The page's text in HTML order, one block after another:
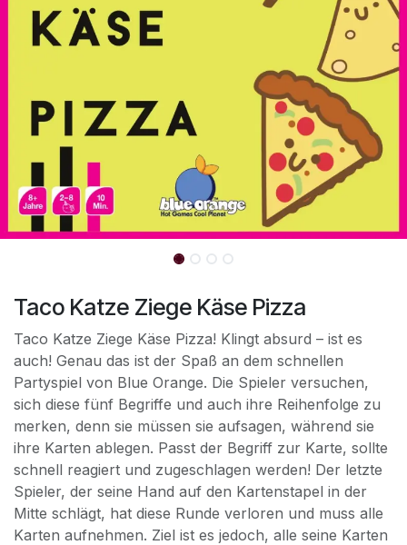
Taco Katze Ziege Käse Pizza
Taco Katze Ziege Käse Pizza! Klingt absurd – ist es
auch! Genau das ist der Spaß an dem schnellen
Partyspiel von Blue Orange. Die Spieler versuchen,
sich diese fünf Begriffe und auch ihre Reihenfolge zu
merken, denn sie müssen sie aufsagen, während sie
ihre Karten ablegen. Passt der Begriff zur Karte, sollte
schnell reagiert und zugeschlagen werden! Der letzte
Spieler, der seine Hand auf den Kartenstapel in der
Mitte schlägt, hat diese Runde verloren und muss alle
Karten aufnehmen. Ziel ist es jedoch, alle seine Karten